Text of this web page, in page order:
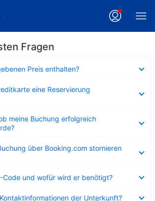
Fragen
Preis enthalten?
eine Reservierung
meine Buchung erfolgreich
über Booking.com stornieren
Code und wofür wird er benötigt?
der Unterkunft?